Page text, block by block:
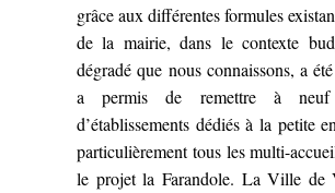
grâce aux différentes formules
de la mairie, dans le contexte
dégradé que nous connaissons, a
a permis de remettre à neuf
d’établissements dédiés à la petite
particulièrement tous les multi-
le projet la Farandole. La Ville de